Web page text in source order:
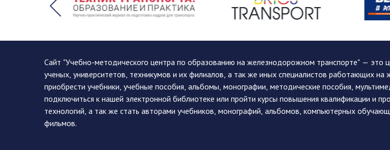
Сайт "Учебно-методического центра по образованию на железнодорожном транспорте" — это
ученых, университетов, техникумов и их филиалов, а так же иных специалистов работающих
приобрести учебники, учебные пособия, альбомы, монографии, методические пособия,
подключиться к нашей электронной библиотеке или пройти курсы повышения квалификации и
технологий, а так же стать авторами учебников, монографий, альбомов, компьютерных
фильмов.